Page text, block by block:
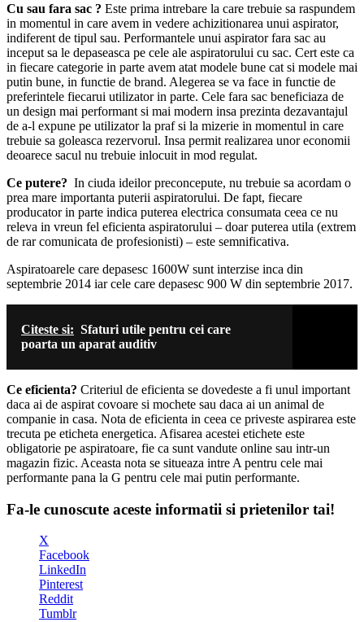
Cu sau fara sac ? Este prima intrebare la care trebuie sa raspundem
in momentul in care avem in vedere achizitionarea unui aspirator,
indiferent de tipul sau. Performantele unui aspirator fara sac au
inceput sa le depaseasca pe cele ale aspiratorului cu sac. Cert este ca
in fiecare categorie in parte avem atat modele bune cat si modele mai
putin bune, in functie de brand. Alegerea se va face in functie de
preferintele fiecarui utilizator in parte. Cele fara sac beneficiaza de
un design mai performant si mai modern insa prezinta dezavantajul
de a-l expune pe utilizator la praf si la mizerie in momentul in care
trebuie sa goleasca rezervorul. Insa permit realizarea unor economii
deoarece sacul nu trebuie inlocuit in mod regulat.
Ce putere? In ciuda ideilor preconcepute, nu trebuie sa acordam o
prea mare importanta puterii aspiratorului. De fapt, fiecare
producator in parte indica puterea electrica consumata ceea ce nu
releva in vreun fel eficienta aspiratorului – doar puterea utila (extrem
de rar comunicata de profesionisti) – este semnificativa.
Aspiratoarele care depasesc 1600W sunt interzise inca din
septembrie 2014 iar cele care depasesc 900 W din septembrie 2017.
Citeste si: Sfaturi utile pentru cei care
poarta un aparat auditiv
Ce eficienta? Criteriul de eficienta se dovedeste a fi unul important
daca ai de aspirat covoare si mochete sau daca ai un animal de
companie in casa. Nota de eficienta in ceea ce priveste aspirarea este
trecuta pe eticheta energetica. Afisarea acestei etichete este
obligatorie pe aspiratoare, fie ca sunt vandute online sau intr-un
magazin fizic. Aceasta nota se situeaza intre A pentru cele mai
performante pana la G pentru cele mai putin performante.
Fa-le cunoscute aceste informatii si prietenilor tai!
X
Facebook
LinkedIn
Pinterest
Reddit
Tumblr